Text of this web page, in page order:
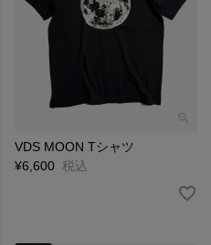
VDS MOON Tシャツ
¥6,600 税込